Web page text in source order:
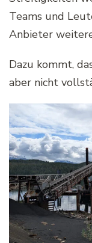
Teams und
Anbieter
Dazu kommt,
aber nicht